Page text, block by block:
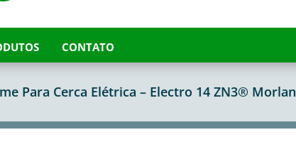
CONTATO
Para Cerca Elétrica – Electro 14 ZN3® Morlan